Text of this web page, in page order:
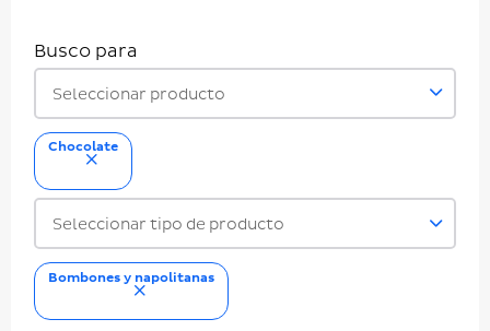
Busco para
Seleccionar producto
Chocolate
eliminar
Seleccionar tipo de producto
Bombones y napolitanas
eliminar